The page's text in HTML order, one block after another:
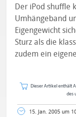
Der iPod shuffle
Umhängeband
Eigengewicht
Sturz als die
zudem ein
Dieser Artikel enthält
des
15. Jan. 2005 um